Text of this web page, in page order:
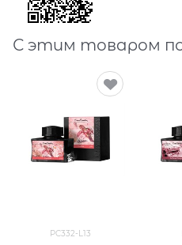
С этим товаром
PC332-L13